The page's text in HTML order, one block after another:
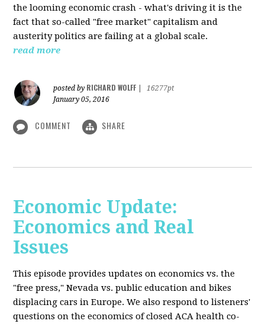
the looming economic crash - what's driving it is the
fact that so-called "free market" capitalism and
austerity politics are failing at a global scale.
read more
posted by RICHARD WOLFF
16277pt
January 05, 2016
COMMENT SHARE
Economic Update:
Economics and Real
Issues
This episode provides updates on economics vs. the
"free press," Nevada vs. public education and bikes
displacing cars in Europe. We also respond to listeners'
questions on the economics of closed ACA health co-